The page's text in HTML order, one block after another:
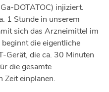
DOTATOC) injiziert.
1 Stunde in unserem
sich das Arzneimittel im
die eigentliche
Gerät, die ca. 30 Minuten
die gesamte
Zeit einplanen.